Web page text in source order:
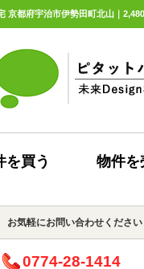
京都府宇治市伊勢田町北山｜
を買う 物件を
お気軽にお問い合わせください
0774-28-1414